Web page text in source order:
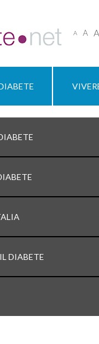
A A A
DIABETE